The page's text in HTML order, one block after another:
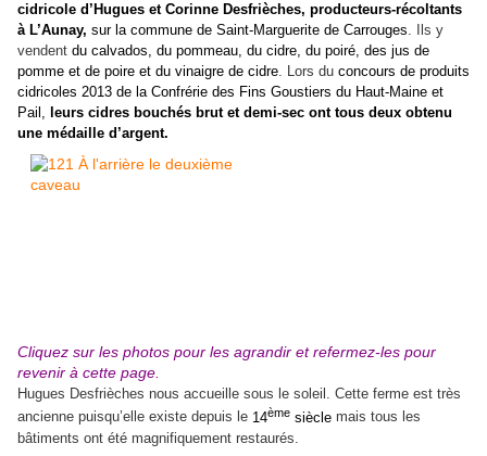
cidricole d’Hugues et Corinne Desfrièches, producteurs-récoltants
à L’Aunay, sur la commune de Saint-Marguerite de Carrouges. Ils y
vendent du calvados, du pommeau, du cidre, du poiré, des jus de
pomme et de poire et du vinaigre de cidre. Lors du concours de produits
cidricoles 2013 de la Confrérie des Fins Goustiers du Haut-Maine et
Pail, leurs cidres bouchés brut et demi-sec ont tous deux obtenu
une médaille d’argent.
Cliquez sur les photos pour les agrandir et refermez-les pour
revenir à cette page.
Hugues Desfrièches nous accueille sous le soleil. Cette ferme est très
ancienne puisqu’elle existe depuis le 14ème siècle mais tous les
bâtiments ont été magnifiquement restaurés.